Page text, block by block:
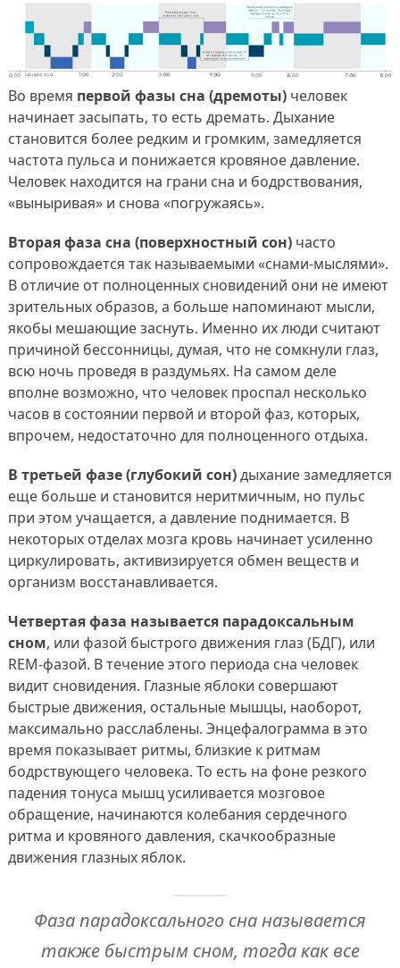
Во время первой фазы сна (дремоты)человек
начинает засыпать, то есть дремать. Дыхание
становится более редким и громким, замедляется
частота пульса и понижается кровяное давление.
Человек находится на грани сна и бодрствования,
«выныривая» и снова «погружаясь».
Вторая фаза сна (поверхностный сон)часто
сопровождается так называемыми «снами-мыслями».
В отличие от полноценных сновидений они не имеют
зрительных образов, а больше напоминают мысли,
якобы мешающие заснуть. Именно их люди считают
причиной бессонницы, думая, что не сомкнули глаз,
всю ночь проведя в раздумьях. На самом деле
вполне возможно, что человек проспал несколько
часов в состоянии первой и второй фаз, которых,
впрочем, недостаточно для полноценного отдыха.
В третьей фазе (глубокий сон)дыхание замедляется
еще больше и становится неритмичным, но пульс
при этом учащается, а давление поднимается. В
некоторых отделах мозга кровь начинает усиленно
циркулировать, активизируется обмен веществ и
организм восстанавливается.
Четвертая фаза называется парадоксальным
сном, или фазой быстрого движения глаз (БДГ), или
REM-фазой. В течение этого периода сна человек
видит сновидения. Глазные яблоки совершают
быстрые движения, остальные мышцы, наоборот,
максимально расслаблены. Энцефалограмма в это
время показывает ритмы, близкие к ритмам
бодрствующего человека. То есть на фоне резкого
падения тонуса мышц усиливается мозговое
обращение, начинаются колебания сердечного
ритма и кровяного давления, скачкообразные
движения глазных яблок.
Фаза парадоксального сна называется
также быстрым сном, тогда как все